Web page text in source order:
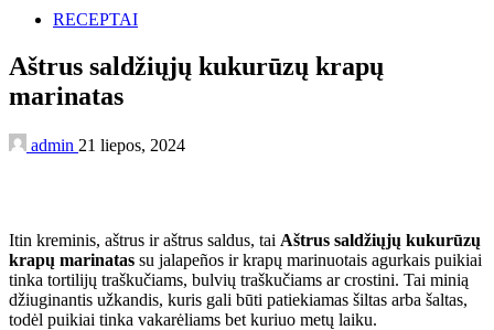
RECEPTAI
Aštrus saldžiųjų kukurūzų krapų
marinatas
admin 21 liepos, 2024
Itin kreminis, aštrus ir aštrus saldus, tai Aštrus saldžiųjų kukurūzų
krapų marinatas su jalapeños ir krapų marinuotais agurkais puikiai
tinka tortilijų traškučiams, bulvių traškučiams ar crostini. Tai minią
džiuginantis užkandis, kuris gali būti patiekiamas šiltas arba šaltas,
todėl puikiai tinka vakarėliams bet kuriuo metų laiku.